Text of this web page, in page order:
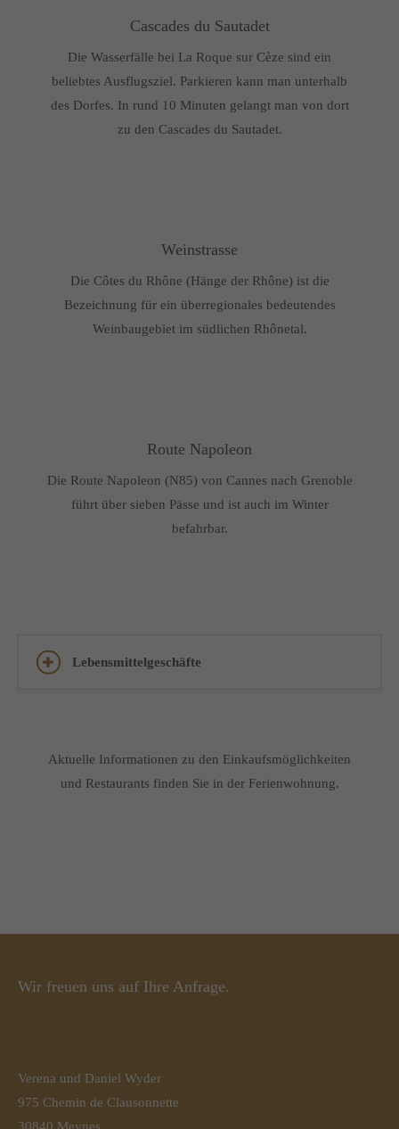
Cascades du Sautadet
Die Wasserfälle bei La Roque sur Cèze sind ein
beliebtes Ausflugsziel. Parkieren kann man unterhalb
des Dorfes. In rund 10 Minuten gelangt man von dort
zu den Cascades du Sautadet.
Weinstrasse
Die Côtes du Rhône (Hänge der Rhône) ist die
Bezeichnung für ein überregionales bedeutendes
Weinbaugebiet im südlichen Rhônetal.
Route Napoleon
Die Route Napoleon (N85) von Cannes nach Grenoble
führt über sieben Pässe und ist auch im Winter
befahrbar.
Lebensmittelgeschäfte
Aktuelle Informationen zu den Einkaufsmöglichkeiten
und Restaurants finden Sie in der Ferienwohnung.
Wir freuen uns auf Ihre Anfrage.
Verena und Daniel Wyder
975 Chemin de Clausonnette